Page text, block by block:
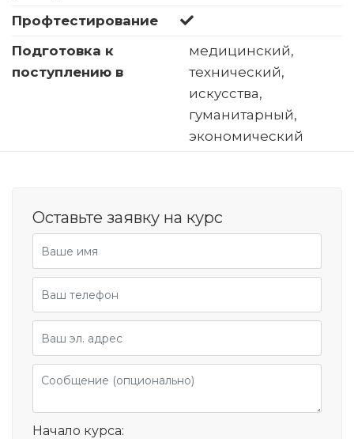
Профтестирование
Подготовка к
поступлению в
медицинский,
технический,
искусства,
гуманитарный,
экономический
Оставьте заявку на курс
Начало курса: